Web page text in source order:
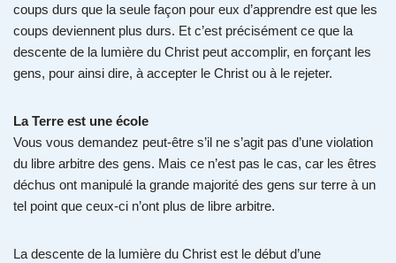
coups durs que la seule façon pour eux d’apprendre est que les
coups deviennent plus durs. Et c’est précisément ce que la
descente de la lumière du Christ peut accomplir, en forçant les
gens, pour ainsi dire, à accepter le Christ ou à le rejeter.
La Terre est une école
Vous vous demandez peut-être s’il ne s’agit pas d’une violation
du libre arbitre des gens. Mais ce n’est pas le cas, car les êtres
déchus ont manipulé la grande majorité des gens sur terre à un
tel point que ceux-ci n’ont plus de libre arbitre.
La descente de la lumière du Christ est le début d’une